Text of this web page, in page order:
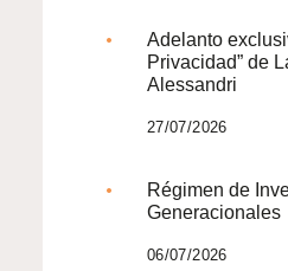
Adelanto
Privacidad” de
Alessandri
27/07/2026
Régimen de
Generacionales
06/07/2026